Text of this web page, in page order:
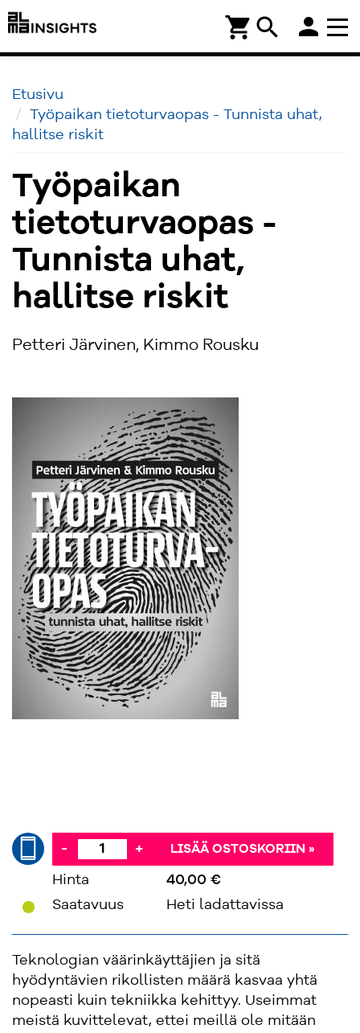
search
shopping_cart person
Etusivu
Työpaikan tietoturvaopas - Tunnista uhat,
hallitse riskit
Työpaikan
tietoturvaopas -
Tunnista uhat,
hallitse riskit
Petteri Järvinen, Kimmo Rousku
- + LISÄÄ OSTOSKORIIN »
Hinta
40,00 €
Saatavuus
Heti ladattavissa
Teknologian väärinkäyttäjien ja sitä
hyödyntävien rikollisten määrä kasvaa yhtä
nopeasti kuin tekniikka kehittyy. Useimmat
meistä kuvittelevat, ettei meillä ole mitään